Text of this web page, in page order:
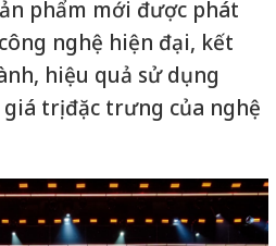
phẩm mới được phát
nghệ hiện đại, kết
hiệu quả sử dụng
trị đặc trưng của nghệ